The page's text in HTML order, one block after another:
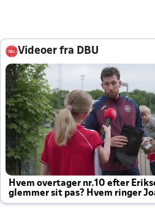
Videoer fra DBU
Hvem overtager nr.10 efter
glemmer sit pas? Hvem ringer
altid til efter kampe?